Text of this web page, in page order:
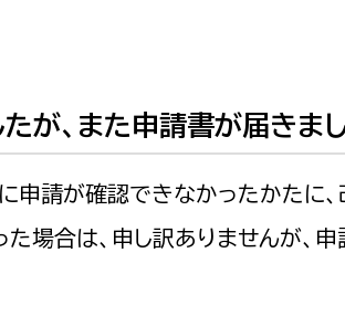
が、また申請書が届きまし
申請が確認できなかったかたに
場合は、申し訳ありませんが、